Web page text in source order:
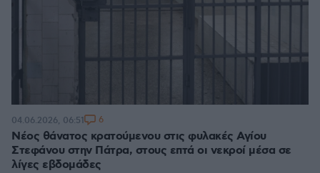
Νέος θάνατος κρατούμενου στις φυλακές Αγίου
Στεφάνου στην Πάτρα, στους επτά οι νεκροί μέσα σε
λίγες εβδομάδες
04.06.2026, 06:51 6